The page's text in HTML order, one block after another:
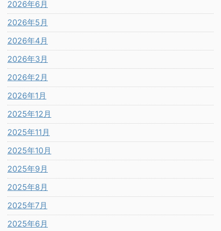
2026年6月
2026年5月
2026年4月
2026年3月
2026年2月
2026年1月
2025年12月
2025年11月
2025年10月
2025年9月
2025年8月
2025年7月
2025年6月